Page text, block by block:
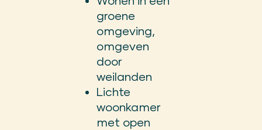
groene
omgeving,
omgeven
door
weilanden
Lichte
woonkamer
met open